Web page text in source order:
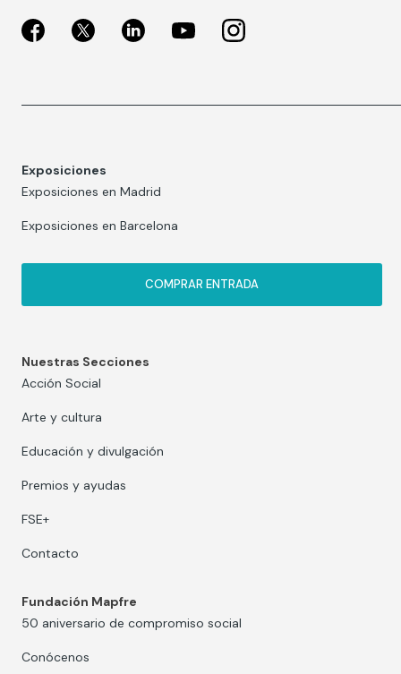
Exposiciones
Exposiciones en Madrid
Exposiciones en Barcelona
COMPRAR ENTRADA
Nuestras Secciones
Acción Social
Arte y cultura
Educación y divulgación
Premios y ayudas
FSE+
Contacto
Fundación Mapfre
50 aniversario de compromiso social
Conócenos